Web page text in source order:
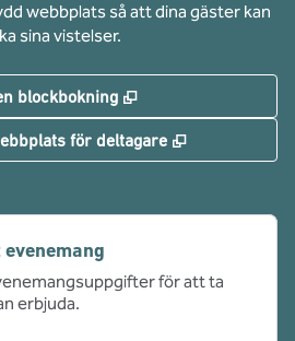
webbplats så att dina gäster kan
sina vistelser.
blockbokning ,
för deltagare ,
för att ta
erbjuda.